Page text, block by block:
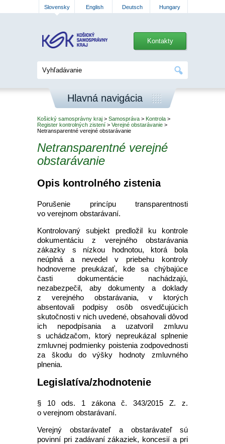
Slovensky English Deutsch Hungary
Kontakty
Hlavná navigácia
Košický samosprávny kraj > Samospráva > Kontrola >
Register kontrolných zistení > Verejné obstarávanie >
Netransparentné verejné obstarávanie
Netransparentné verejné
obstarávanie
Opis kontrolného zistenia
Porušenie princípu transparentnosti
vo verejnom obstarávaní.
Kontrolovaný subjekt predložil ku kontrole
dokumentáciu z verejného obstarávania
zákazky s nízkou hodnotou, ktorá bola
neúplná a nevedel v priebehu kontroly
hodnoverne preukázať, kde sa chýbajúce
časti dokumentácie nachádzajú,
nezabezpečil, aby dokumenty a doklady
z verejného obstarávania, v ktorých
absentovali podpisy osôb osvedčujúcich
skutočnosti v nich uvedené, obsahovali dôvod
ich nepodpísania a uzatvoril zmluvu
s uchádzačom, ktorý nepreukázal splnenie
zmluvnej podmienky poistenia zodpovednosti
za škodu do výšky hodnoty zmluvného
plnenia.
Legislatíva/zhodnotenie
§ 10 ods. 1 zákona č. 343/2015 Z. z.
o verejnom obstarávaní.
Verejný obstarávateľ a obstarávateľ sú
povinní pri zadávaní zákaziek, koncesií a pri